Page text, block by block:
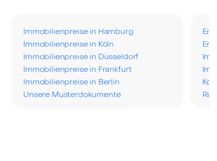
Immobilienpreise in Hamburg
Immobilienpreise in Köln
Immobilienpreise in Düsseldorf
Immobilienpreise in Frankfurt
Immobilienpreise in Berlin
Unsere Musterdokumente